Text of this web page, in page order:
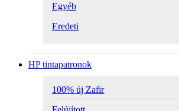
Egyéb
Eredeti
HP tintapatronok
100% új Zafir